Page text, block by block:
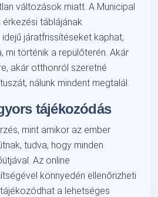
változások miatt. A Municipal
érkezési táblájának
járatfrissítéseket kaphat,
mi történik a repülőterén. Akár
akár otthonról szeretné
nálunk mindent megtalál.
tájékozódás
mint amikor az ember
tudva, hogy minden
Az online
könnyedén ellenőrizheti
a lehetséges